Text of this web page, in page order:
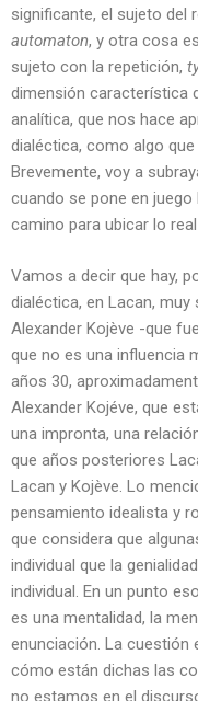
significante, el sujeto del
automaton, y otra cosa
sujeto con la repetición,
dimensión característica
analítica, que nos hace
dialéctica, como algo
Brevemente, voy a
cuando se pone en juego
camino para ubicar lo
Vamos a decir que hay,
dialéctica, en Lacan, muy
Alexander Kojève -que
que no es una influencia
años 30,
Alexander Kojéve, que
una impronta, una
que años posteriores
Lacan y Kojève. Lo
pensamiento idealista y
que considera que
individual que la
individual. En un punto
es una mentalidad, la
enunciación. La
cómo están dichas las
no estamos en el